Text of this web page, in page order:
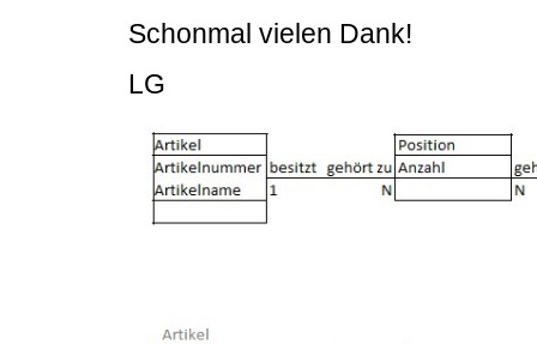
Schonmal vielen Dank!
LG